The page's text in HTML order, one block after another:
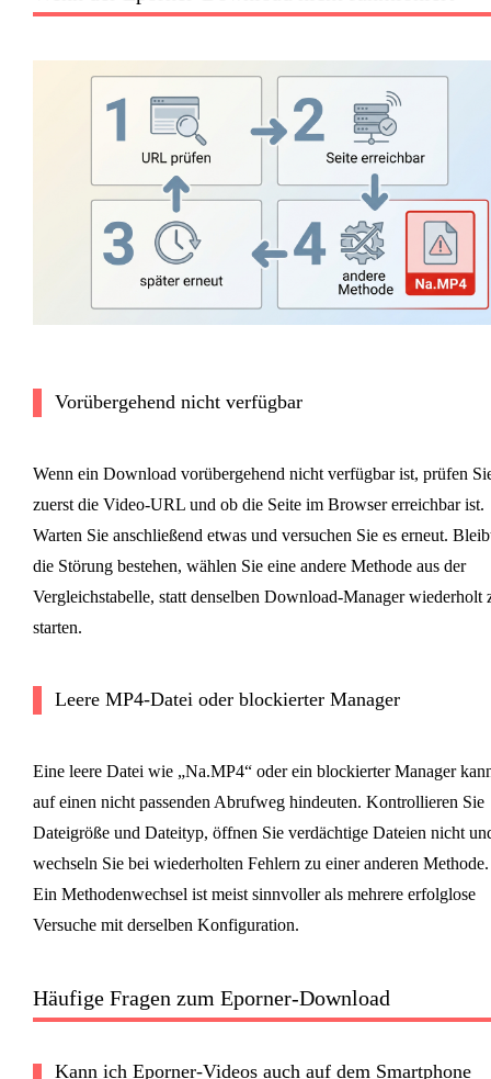
Vorübergehend nicht verfügbar
Wenn ein Download vorübergehend nicht verfügbar ist, prüfen
zuerst die Video-URL und ob die Seite im Browser erreichbar ist.
Warten Sie anschließend etwas und versuchen Sie es erneut.
die Störung bestehen, wählen Sie eine andere Methode aus der
Vergleichstabelle, statt denselben Download-Manager wiederholt
starten.
Leere MP4-Datei oder blockierter Manager
Eine leere Datei wie „Na.MP4“ oder ein blockierter Manager
auf einen nicht passenden Abrufweg hindeuten. Kontrollieren Sie
Dateigröße und Dateityp, öffnen Sie verdächtige Dateien nicht
wechseln Sie bei wiederholten Fehlern zu einer anderen Methode.
Ein Methodenwechsel ist meist sinnvoller als mehrere erfolglose
Versuche mit derselben Konfiguration.
Häufige Fragen zum Eporner-Download
Kann ich Eporner-Videos auch auf dem Smartphone